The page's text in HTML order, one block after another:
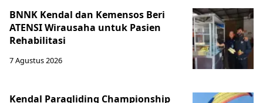
BNNK Kendal dan Kemensos Beri
ATENSI Wirausaha untuk Pasien
Rehabilitasi
7 Agustus 2026
Kendal Paragliding Championship